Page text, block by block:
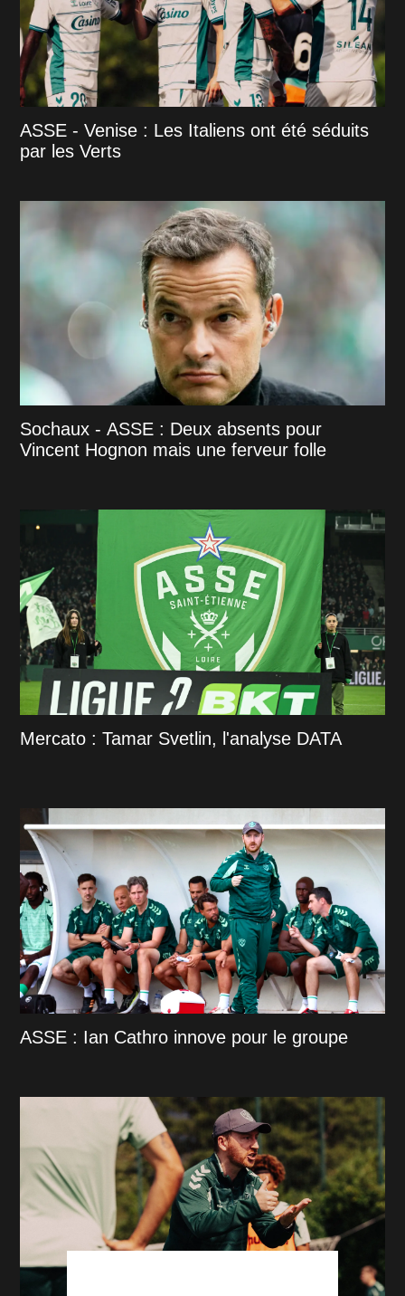
ASSE - Venise : Les Italiens ont été séduits
par les Verts
Sochaux - ASSE : Deux absents pour
Vincent Hognon mais une ferveur folle
Mercato : Tamar Svetlin, l'analyse DATA
ASSE : Ian Cathro innove pour le groupe